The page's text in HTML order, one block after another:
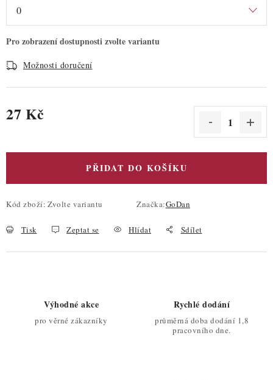
Možnosti doručení
27 Kč
PŘIDAT DO KOŠÍKU
Kód zboží: Zvolte variantu Značka:GoDan
Tisk Zeptat se Hlídat Sdílet
Výhodné akce
pro věrné zákazníky
Rychlé dodání
průměrná doba dodání 1,8
pracovního dne.